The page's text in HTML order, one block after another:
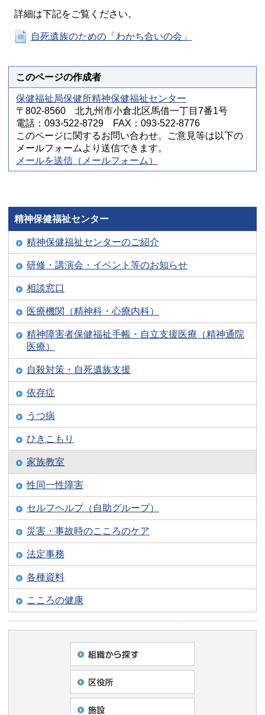
詳細は下記をご覧ください。
自死遺族のための「わかち合いの会」
このページの作成者
保健福祉局保健所精神保健福祉センター
〒802-8560 北九州市小倉北区馬借一丁目7番1号
電話：093-522-8729 FAX：093-522-8776
このページに関するお問い合わせ、ご意見等は以下の
メールフォームより送信できます。
メールを送信（メールフォーム）
精神保健福祉センター
精神保健福祉センターのご紹介
研修・講演会・イベント等のお知らせ
相談窓口
医療機関（精神科・心療内科）
精神障害者保健福祉手帳・自立支援医療（精神通院
医療）
自殺対策・自死遺族支援
依存症
うつ病
ひきこもり
家族教室
性同一性障害
セルフヘルプ（自助グループ）
災害・事故時のこころのケア
法定事務
各種資料
こころの健康